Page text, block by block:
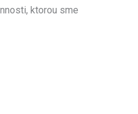
ktorou sme